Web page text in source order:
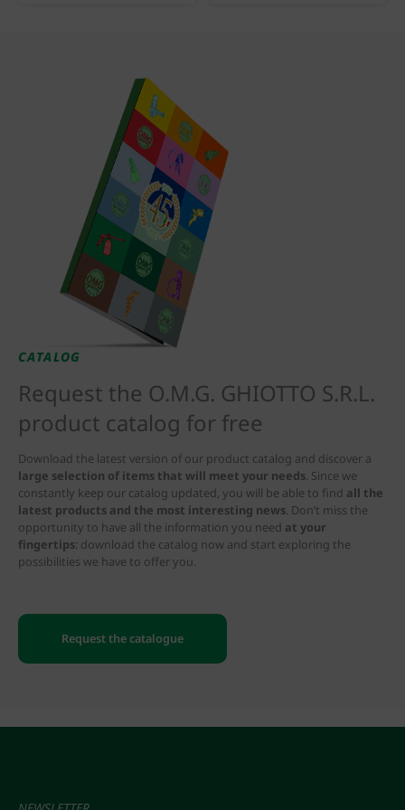
CATALOG
Request the O.M.G. GHIOTTO S.R.L.
product catalog for free
Download the latest version of our product catalog and discover a
large selection of items that will meet your needs. Since we
constantly keep our catalog updated, you will be able to find all the
latest products and the most interesting news. Don’t miss the
opportunity to have all the information you need at your
fingertips: download the catalog now and start exploring the
possibilities we have to offer you.
Request the catalogue